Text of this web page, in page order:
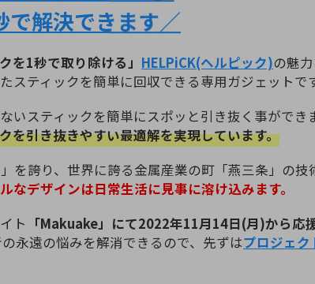
で解決できます／
を1秒で取り除ける」 HELPiCK(ヘルピック)の魅
ティックを簡単に回収できる専用ガジェットです
いスティックを簡単にスポッと引き抜く事ができ
を引き抜きやすい最適解を実現しています。
を誇り、世界に誇る金属産業の町「燕三条」の技
なデザインは日常生活に見事に溶け込みます。
ト 「Makuake」にて2022年11月14日(月)から応
永遠の悩みを解消できるので、先ずはプロジェク